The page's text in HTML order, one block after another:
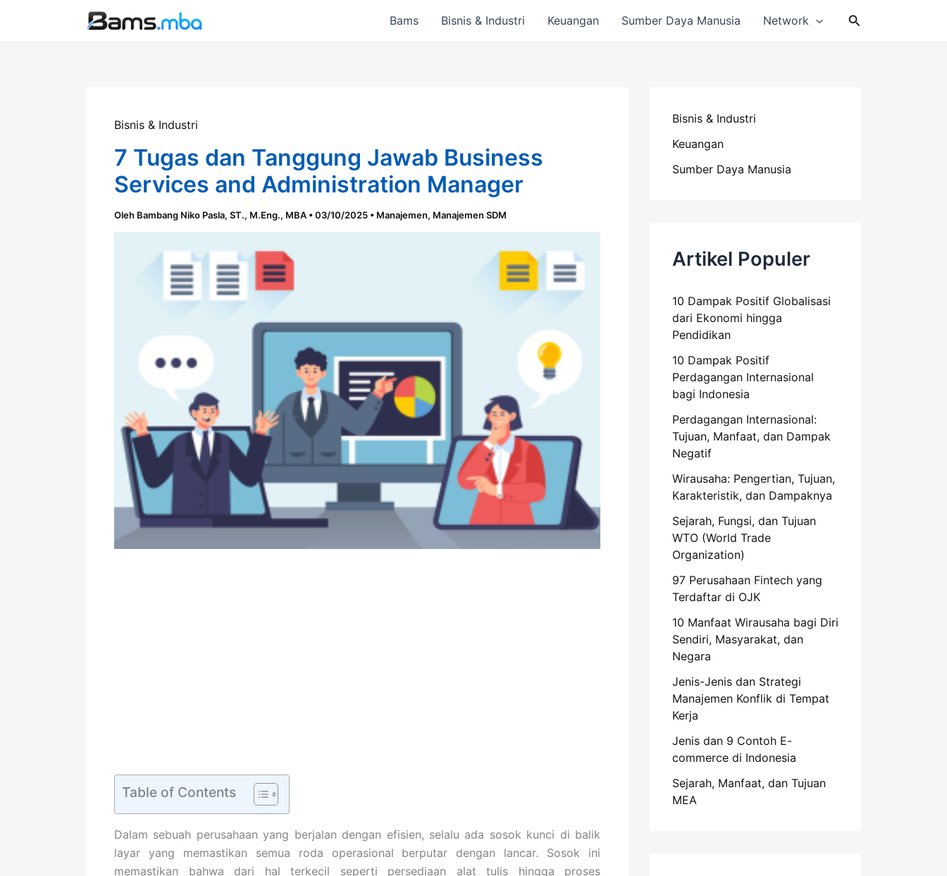
Bams Bisnis & Industri Keuangan Sumber Daya Manusia Network Cari
Bisnis & Industri
7 Tugas dan Tanggung Jawab Business
Services and Administration Manager
Oleh Bambang Niko Pasla, ST., M.Eng., MBA •03/10/2025 • Manajemen, Manajemen SDM
Table of Contents
Dalam sebuah perusahaan yang berjalan dengan efisien, selalu ada sosok kunci di balik
layar yang memastikan semua roda operasional berputar dengan lancar. Sosok ini
memastikan bahwa dari hal terkecil seperti persediaan alat tulis hingga proses
Bisnis & Industri
Keuangan
Sumber Daya Manusia
Artikel Populer
10 Dampak Positif Globalisasi
dari Ekonomi hingga
Pendidikan
10 Dampak Positif
Perdagangan Internasional
bagi Indonesia
Perdagangan Internasional:
Tujuan, Manfaat, dan Dampak
Negatif
Wirausaha: Pengertian, Tujuan,
Karakteristik, dan Dampaknya
Sejarah, Fungsi, dan Tujuan
WTO (World Trade
Organization)
97 Perusahaan Fintech yang
Terdaftar di OJK
10 Manfaat Wirausaha bagi Diri
Sendiri, Masyarakat, dan
Negara
Jenis-Jenis dan Strategi
Manajemen Konflik di Tempat
Kerja
Jenis dan 9 Contoh E-
commerce di Indonesia
Sejarah, Manfaat, dan Tujuan
MEA